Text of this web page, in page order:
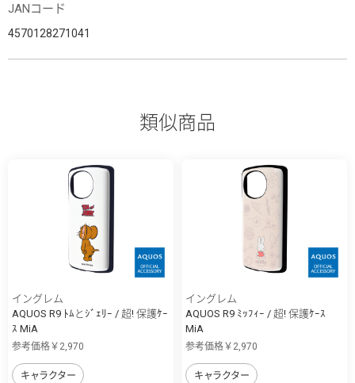
JANコード
4570128271041
類似商品
イングレム
AQUOS R9 ﾄﾑとｼﾞｪﾘｰ / 超! 保護ｹｰ
ｽ MiA
参考価格￥2,970
キャラクター
イングレム
AQUOS R9 ﾐｯﾌｨｰ / 超! 保護ｹｰｽ
MiA
参考価格￥2,970
キャラクター